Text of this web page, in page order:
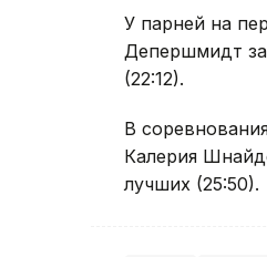
У парней на
Депершмидт
(22:12).
В
Калерия
лучших (25:50).